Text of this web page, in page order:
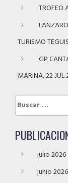
TROFEO
TURISMO
GP
MARINA, 22 JUL
Buscar:
julio 2026
junio 2026